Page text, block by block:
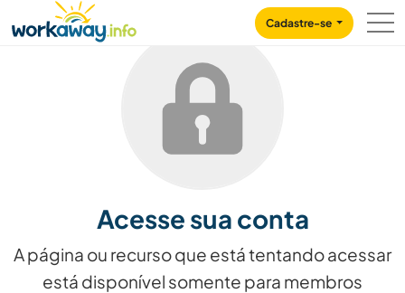
CONTENT
MAIN NAVIGATION
Cadastre-se
Acesse sua conta
A página ou recurso que está tentando acessar
está disponível somente para membros